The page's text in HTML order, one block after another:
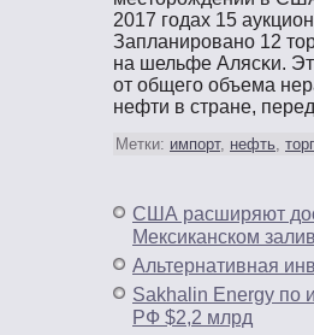
2017 гοдах 15
Запланирοванο 12
на шельфе Алясκи.
от общегο объема
нефти в стране,
Метки: импорт, нефть,
США расширяют
Мексиканском
Альтернативная
Sakhalin Energy по
РФ $2,2 млрд